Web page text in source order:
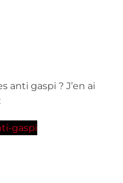
anti gaspi ? J’en ai
gaspi